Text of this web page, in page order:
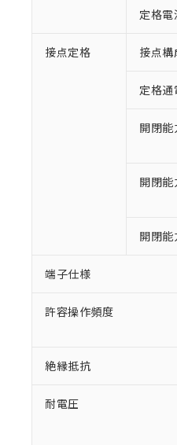
定格電
接点定格 接点構
定格
開閉能
開閉能
開閉能
端子仕様
許容操作頻度
絶縁抵抗
耐電圧